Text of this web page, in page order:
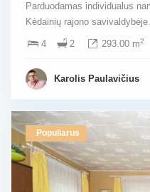
Parduodamas individualus
Kėdainių rajono
4 2 293.00 m2
Karolis Paulavičius
Populiarus